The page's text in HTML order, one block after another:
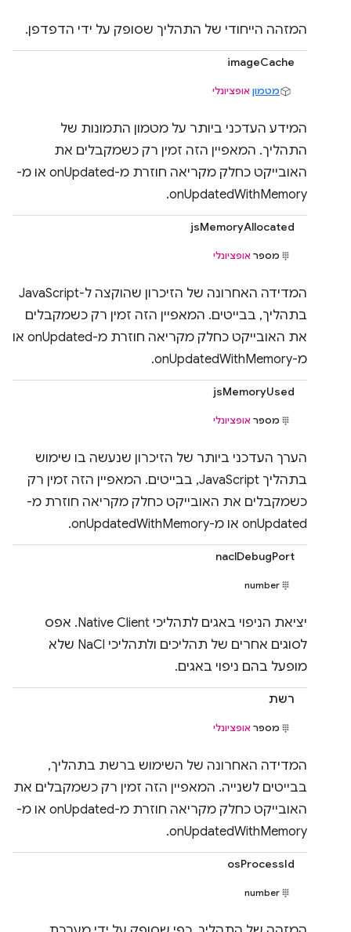
המזהה הייחודי של התהליך שסופק על ידי הדפדפן.
imageCache
מטמון אופציונלי
המידע העדכני ביותר על מטמון התמונות של
התהליך. המאפיין הזה זמין רק כשמקבלים את
האובייקט כחלק מקריאה חוזרת מ-onUpdated או מ-
onUpdatedWithMemory.
jsMemoryAllocated
מספר אופציונלי
המדידה האחרונה של הזיכרון שהוקצה ל-JavaScript
בתהליך, בבייטים. המאפיין הזה זמין רק כשמקבלים
את האובייקט כחלק מקריאה חוזרת מ-onUpdated או
מ-onUpdatedWithMemory.
jsMemoryUsed
מספר אופציונלי
הערך העדכני ביותר של הזיכרון שנעשה בו שימוש
בתהליך JavaScript, בבייטים. המאפיין הזה זמין רק
כשמקבלים את האובייקט כחלק מקריאה חוזרת מ-
onUpdated או מ-onUpdatedWithMemory.
naclDebugPort
number
יציאת הניפוי באגים לתהליכי Native Client. אפס
לסוגים אחרים של תהליכים ולתהליכי NaCl שלא
מופעל בהם ניפוי באגים.
רשת
מספר אופציונלי
המדידה האחרונה של השימוש ברשת בתהליך,
בבייטים לשנייה. המאפיין הזה זמין רק כשמקבלים את
האובייקט כחלק מקריאה חוזרת מ-onUpdated או מ-
onUpdatedWithMemory.
osProcessId
number